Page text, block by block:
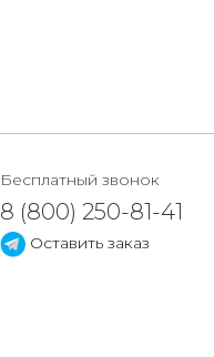
Бесплатный звонок
8 (800) 250-81-41
Оставить заказ